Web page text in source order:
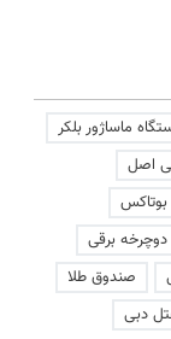
ماساژور بلکر
اصل
بوتاکس
برقی
صندوق طلا
دبی